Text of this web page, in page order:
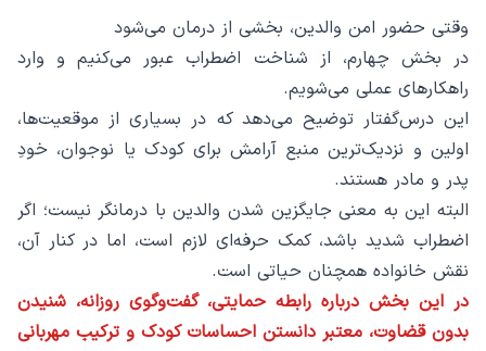
وقتی حضور امن والدین، بخشی از درمان می‌شود
در بخش چهارم، از شناخت اضطراب عبور می‌کنیم و وارد
راهکارهای عملی می‌شویم.
این درس‌گفتار توضیح می‌دهد که در بسیاری از موقعیت‌ها،
اولین و نزدیک‌ترین منبع آرامش برای کودک یا نوجوان، خودِ
پدر و مادر هستند.
البته این به معنی جایگزین شدن والدین با درمانگر نیست؛ اگر
اضطراب شدید باشد، کمک حرفه‌ای لازم است، اما در کنار آن،
نقش خانواده همچنان حیاتی است.
در این بخش درباره رابطه حمایتی، گفت‌وگوی روزانه، شنیدن
بدون قضاوت، معتبر دانستن احساسات کودک و ترکیب مهربانی